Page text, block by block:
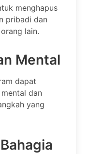
menghapus
pribadi dan
lain.
Mental
dapat
dan
yang